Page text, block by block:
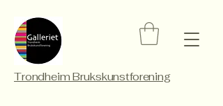
Trondheim Brukskunstforening